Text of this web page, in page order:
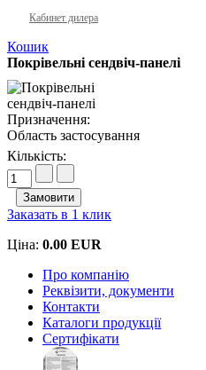
Кабинет дилера
Кошик
Покрівельні сендвіч-панелі
Призначення:
Область застосування
Кількість:
Заказать в 1 клик
Ціна: 0.00 EUR
Про компанію
Реквізити, документи
Контакти
Каталоги продукції
Сертифікати